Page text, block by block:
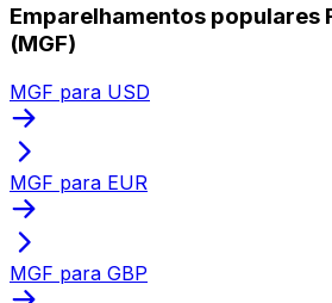
Emparelhamentos populares
(MGF)
MGF para USD
MGF para EUR
MGF para GBP